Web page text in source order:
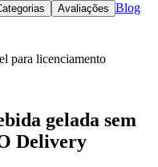
Avaliações Blog
para licenciamento
gelada sem
Delivery